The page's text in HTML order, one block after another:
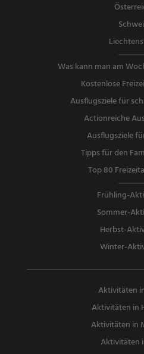
Was kann man am
Kostenlose
Ausflugsziele für
Actionreiche
Ausflugsziele
Tipps für den
Top 80
Frühling-
Sommer-
Herbst-
Winter-
Aktivitäten
Aktivitäten in
Aktivitäten in
Aktivitäten